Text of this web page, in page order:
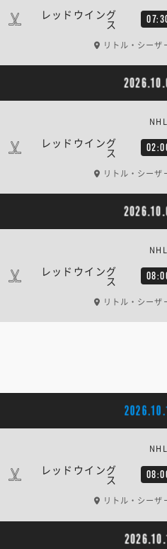
レッドウイング
ス
リトル・シーザ
レッドウイング
ス
NHL
リトル・シーザ
レッドウイング
ス
NHL
リトル・シーザ
レッドウイング
ス
NHL
リトル・シーザ